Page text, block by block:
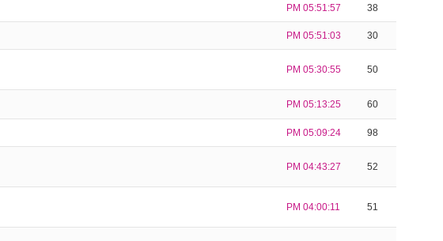
PM 05:51:57 38
PM 05:51:03 30
PM 05:30:55 50
PM 05:13:25 60
PM 05:09:24 98
PM 04:43:27 52
PM 04:00:11 51